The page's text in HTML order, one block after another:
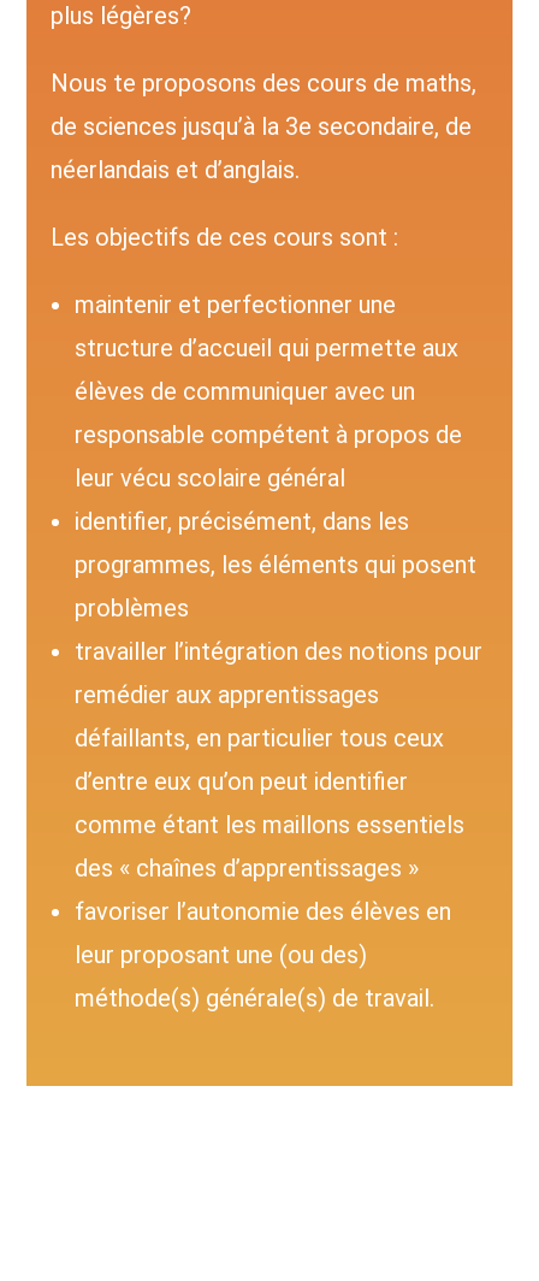
plus légères?
Nous te proposons des cours de maths,
de sciences jusqu’à la 3e secondaire, de
néerlandais et d’anglais.
Les objectifs de ces cours sont :
maintenir et perfectionner une
structure d’accueil qui permette aux
élèves de communiquer avec un
responsable compétent à propos de
leur vécu scolaire général
identifier, précisément, dans les
programmes, les éléments qui posent
problèmes
travailler l’intégration des notions pour
remédier aux apprentissages
défaillants, en particulier tous ceux
d’entre eux qu’on peut identifier
comme étant les maillons essentiels
des « chaînes d’apprentissages »
favoriser l’autonomie des élèves en
leur proposant une (ou des)
méthode(s) générale(s) de travail.